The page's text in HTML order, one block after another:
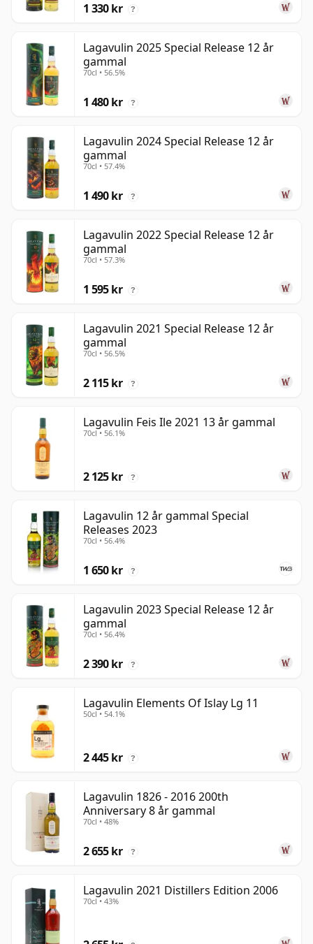
1 330 kr ?
Lagavulin 2025 Special Release 12 år
gammal
70cl • 56.5%
1 480 kr ?
Lagavulin 2024 Special Release 12 år
gammal
70cl • 57.4%
1 490 kr ?
Lagavulin 2022 Special Release 12 år
gammal
70cl • 57.3%
1 595 kr ?
Lagavulin 2021 Special Release 12 år
gammal
70cl • 56.5%
2 115 kr ?
Lagavulin Feis Ile 2021 13 år gammal
70cl • 56.1%
2 125 kr ?
Lagavulin 12 år gammal Special
Releases 2023
70cl • 56.4%
1 650 kr ?
Lagavulin 2023 Special Release 12 år
gammal
70cl • 56.4%
2 390 kr ?
Lagavulin Elements Of Islay Lg 11
50cl • 54.1%
2 445 kr ?
Lagavulin 1826 - 2016 200th
Anniversary 8 år gammal
70cl • 48%
2 655 kr ?
Lagavulin 2021 Distillers Edition 2006
70cl • 43%